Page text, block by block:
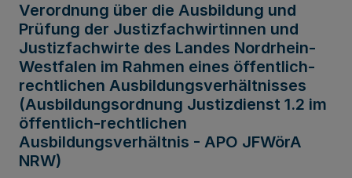
Verordnung über die Ausbildung und
Prüfung der Justizfachwirtinnen und
Justizfachwirte des Landes Nordrhein-
Westfalen im Rahmen eines öffentlich-
rechtlichen Ausbildungsverhältnisses
(Ausbildungsordnung Justizdienst 1.2 im
öffentlich-rechtlichen
Ausbildungsverhältnis - APO JFWörA
NRW)